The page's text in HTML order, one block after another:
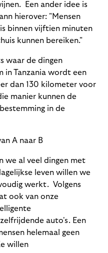
Een ander idee is
hierover: "Mensen
binnen vijftien minuten
kunnen bereiken."
waar de dingen
in Tanzania wordt een
dan 130 kilometer voor
manier kunnen de
in de
A naar B
we al veel dingen met
leven willen we
werkt. Volgens
ook van onze
auto's. Een
helemaal geen
willen